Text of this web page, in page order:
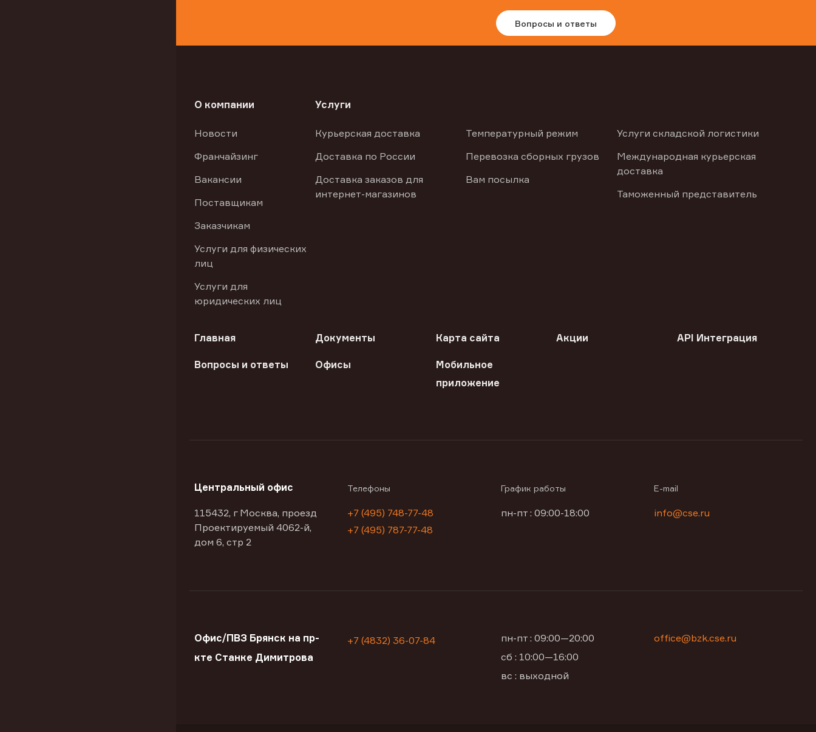
Вопросы и ответы
О компании
Новости
Франчайзинг
Вакансии
Поставщикам
Заказчикам
Услуги для физических
лиц
Услуги для
юридических лиц
Услуги
Курьерская доставка
Доставка по России
Доставка заказов для
интернет-магазинов
Температурный режим
Перевозка сборных грузов
Вам посылка
Услуги складской логистики
Международная курьерская
доставка
Таможенный представитель
Главная Документы Карта сайта Акции API Интеграция
Вопросы и ответы Офисы
Мобильное
приложение
Центральный офис
115432, г Москва, проезд
Проектируемый 4062-й,
дом 6, стр 2
Телефоны
+7 (495) 748-77-48
+7 (495) 787-77-48
График работы
пн-пт : 09:00-18:00
E-mail
info@cse.ru
Офис/ПВЗ Брянск на пр-
кте Станке Димитрова
+7 (4832) 36-07-84
пн-пт : 09:00—20:00
сб : 10:00—16:00
вс : выходной
office@bzk.cse.ru